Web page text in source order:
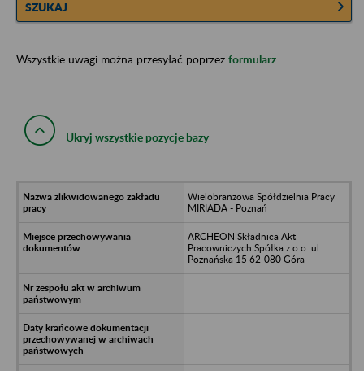
SZUKAJ
Wszystkie uwagi można przesyłać poprzez formularz
Ukryj wszystkie pozycje bazy
Wielobranżowa Spółdzielnia Pracy
MIRIADA - Poznań
ARCHEON Składnica Akt
Pracowniczych Spółka z o.o. ul.
Poznańska 15 62-080 Góra